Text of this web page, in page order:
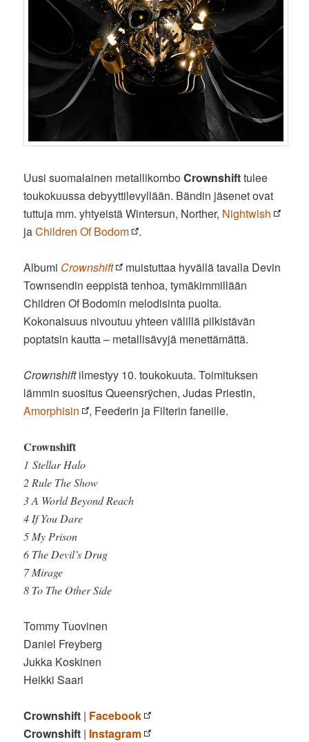
Uusi suomalainen metallikomboCrownshifttulee
toukokuussa debyyttilevyllään. Bändin jäsenet ovat
tuttuja mm. yhtyeistä Wintersun, Norther, Nightwish
jaChildren Of Bodom .
Albumi Crownshift
muistuttaa hyvällä tavalla Devin
Townsendin eeppistä tenhoa, tymäkimmillään
Children Of Bodomin melodisinta puolta.
Kokonaisuus nivoutuu yhteen välillä pilkistävän
poptatsin kautta – metallisävyjä menettämättä.
Crownshiftilmestyy 10. toukokuuta. Toimituksen
lämmin suositus Queensrÿchen, Judas Priestin,
Amorphisin
, Feederin ja Filterin faneille.
Crownshift
1 Stellar Halo
2 Rule The Show
3 A World Beyond Reach
4 If You Dare
5 My Prison
6 The Devil’s Drug
7 Mirage
8 To The Other Side
Tommy Tuovinen
Daniel Freyberg
Jukka Koskinen
Heikki Saari
Crownshift | Facebook
Crownshift | Instagram